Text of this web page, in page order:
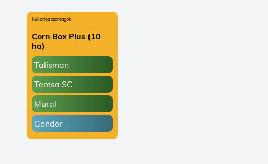
Kukorica csomagok
Corn Box Plus (10
ha)
Talisman
Temsa SC
Mural
Gondor